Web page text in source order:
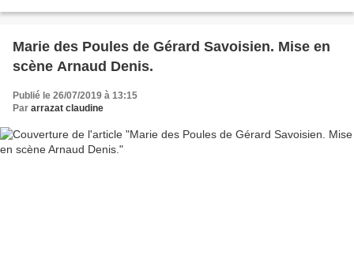
Marie des Poules de Gérard Savoisien. Mise en
scène Arnaud Denis.
Publié le 26/07/2019 à 13:15
Par arrazat claudine